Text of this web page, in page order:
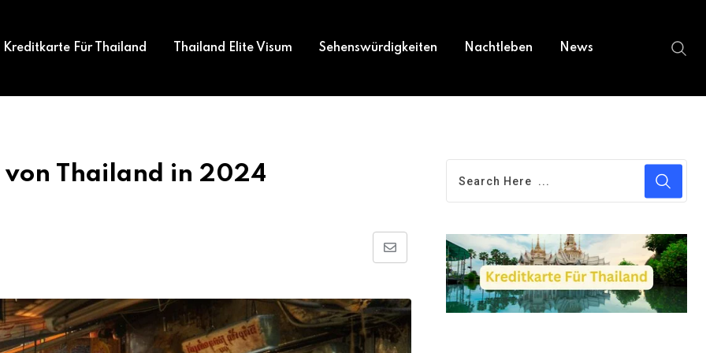
Kreditkarte Für Thailand Thailand Elite Visum Sehenswürdigkeiten Nachtleben News
Thailand in 2024
Share
Email